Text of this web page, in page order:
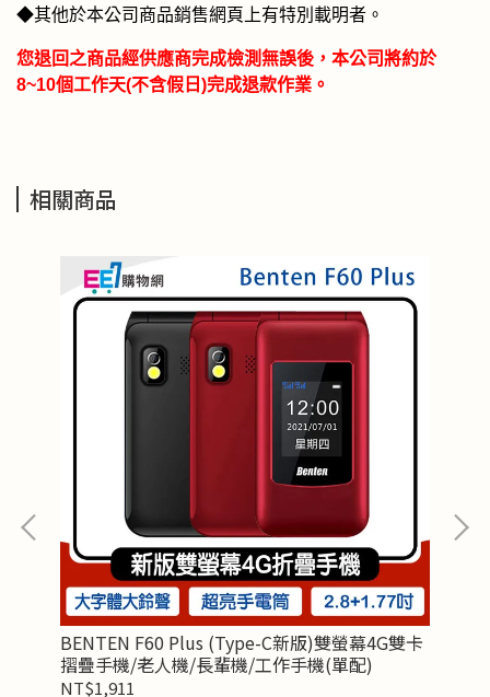
◆其他於本公司商品銷售網頁上有特別載明者。
您退回之商品經供應商完成檢測無誤後，本公司將約於
8~10個工作天(不含假日)完成退款作業。
相關商品
BENTEN F60 Plus (Type-C新版)雙螢幕4G雙卡
摺疊手機/老人機/長輩機/工作手機(單配)
NT$1,911